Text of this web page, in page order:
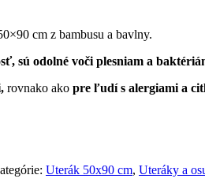
cm z bambusu a bavlny.
sú odolné voči plesniam a
rovnako ako pre ľudí s alergiami a
Uterák 50x90 cm, Uteráky a